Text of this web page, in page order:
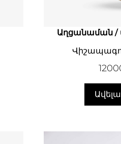
Աղցանաման